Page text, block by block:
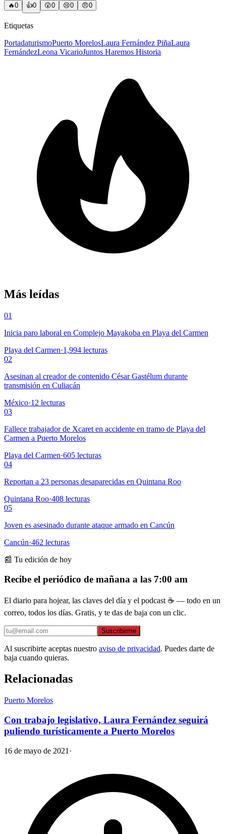
🔥0 👍0 😲0 😢0 😠0
Etiquetas
PortadaturismoPuerto MorelosLaura Fernández PiñaLaura
FernándezLeona VicarioJuntos Haremos Historia
Más leídas
01
Inicia paro laboral en Complejo Mayakoba en Playa del Carmen
Playa del Carmen·1,994 lecturas
02
Asesinan al creador de contenido César Gastélum durante
transmisión en Culiacán
México·12 lecturas
03
Fallece trabajador de Xcaret en accidente en tramo de Playa del
Carmen a Puerto Morelos
Playa del Carmen·605 lecturas
04
Reportan a 23 personas desaparecidas en Quintana Roo
Quintana Roo·408 lecturas
05
Joven es asesinado durante ataque armado en Cancún
Cancún·462 lecturas
📰 Tu edición de hoy
Recibe el periódico de mañana a las 7:00 am
El diario para hojear, las claves del día y el podcast ☕ — todo en un
correo, todos los días. Gratis, y te das de baja con un clic.
Suscribirme
Al suscribirte aceptas nuestro aviso de privacidad. Puedes darte de
baja cuando quieras.
Relacionadas
Puerto Morelos
Con trabajo legislativo, Laura Fernández seguirá
puliendo turísticamente a Puerto Morelos
16 de mayo de 2021 ·